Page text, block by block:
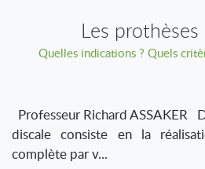
Les prothèses
Quelles indications ? Quels
Professeur Richard ASSAKER
discale consiste en la
complète par v...